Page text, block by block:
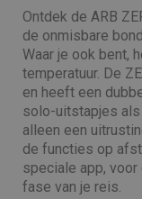
Ontdek de ARB
de onmisbare
Waar je ook bent,
temperatuur. De
en heeft een
solo-uitstapjes
alleen een
de functies op
speciale app,
fase van je reis.